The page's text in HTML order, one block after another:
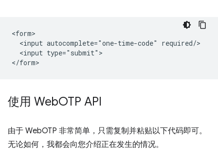
<form>
  <input autocomplete="one-time-code" required/>
  <input type="submit">
使用 WebOTP API
由于 WebOTP 非常简单，只需复制并粘贴以下代码即可。
无论如何，我都会向您介绍正在发生的情况。